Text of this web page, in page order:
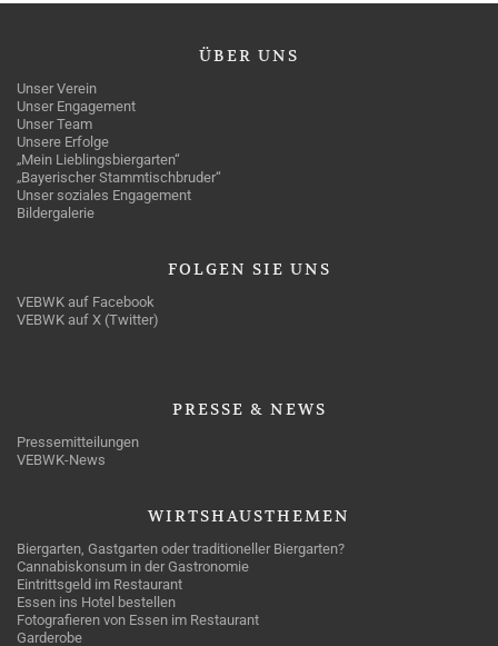
ÜBER UNS
Unser Verein
Unser Engagement
Unser Team
Unsere Erfolge
„Mein Lieblingsbiergarten“
„Bayerischer Stammtischbruder“
Unser soziales Engagement
Bildergalerie
FOLGEN SIE UNS
VEBWK auf Facebook
VEBWK auf X (Twitter)
PRESSE & NEWS
Pressemitteilungen
VEBWK-News
WIRTSHAUSTHEMEN
Biergarten, Gastgarten oder traditioneller Biergarten?
Cannabiskonsum in der Gastronomie
Eintrittsgeld im Restaurant
Essen ins Hotel bestellen
Fotografieren von Essen im Restaurant
Garderobe